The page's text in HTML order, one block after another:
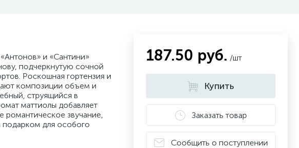
и «Сантини»
подчеркнутую сочной
Роскошная гортензия и
композиции объем и
струящийся в
маттиолы добавляет
романтическое звучание,
подарком для особого
187.50 руб. /шт
Купить
Заказать товар
Сообщить о поступлении